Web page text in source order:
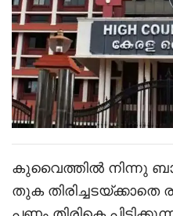
കുവൈത്തിൽ നിന്നു
തുക തിരിച്ചടയ്ക്കാതെ